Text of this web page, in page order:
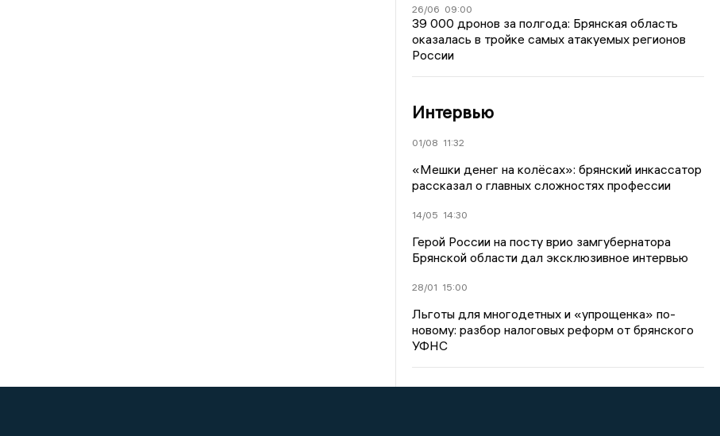
26/06 09:00
39 000 дронов за полгода: Брянская область
оказалась в тройке самых атакуемых регионов
России
Интервью
01/08 11:32
«Мешки денег на колёсах»: брянский инкассатор
рассказал о главных сложностях профессии
14/05 14:30
Герой России на посту врио замгубернатора
Брянской области дал эксклюзивное интервью
28/01 15:00
Льготы для многодетных и «упрощенка» по-
новому: разбор налоговых реформ от брянского
УФНС